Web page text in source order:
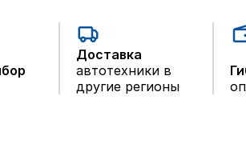
Доставка
автотехники в
другие регионы